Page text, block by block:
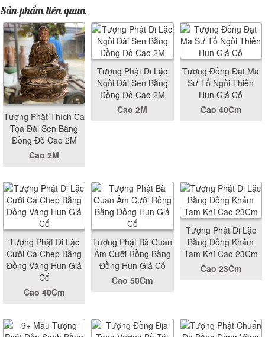
Sản phẩm liên quan
Tượng Phật Thích Ca
Tọa Đài Sen Bằng
Đồng Đỏ Cao 2M
Cao 2M
Tượng Phật Di Lặc
Ngồi Đài Sen Bằng
Đồng Đỏ Cao 2M
Cao 2M
Tượng Đồng Đạt Ma
Sư Tổ Ngồi Thiền
Hun Giả Cổ
Cao 40Cm
Tượng Phật Di Lặc
Cưỡi Cá Chép Bằng
Đồng Vàng Hun Giả
Cổ
Cao 40Cm
Tượng Phật Bà Quan
Âm Cưỡi Rồng Bằng
Đồng Hun Giả Cổ
Cao 50Cm
Tượng Phật Di Lặc
Bằng Đồng Khảm
Tam Khí Cao 23Cm
Cao 23Cm